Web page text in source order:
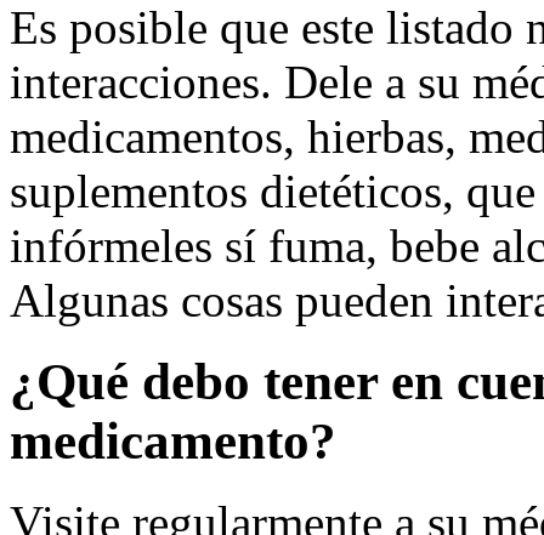
Es posible que este listado
interacciones. Dele a su
medicamentos, hierbas,
suplementos dietéticos,
infórmeles sí fuma, bebe
Algunas cosas pueden
¿Qué debo tener en
medicamento?
Visite regularmente a su